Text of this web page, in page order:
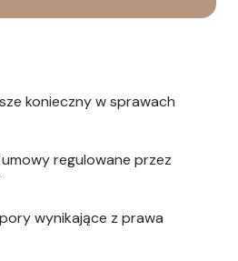
konieczny w sprawach
regulowane przez
wynikające z prawa